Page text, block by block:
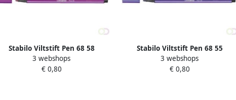
Stabilo Viltstift Pen 68 58
medium lila
3 webshops
€ 0,80
Stabilo Viltstift Pen 68 55
medium paars
3 webshops
€ 0,80